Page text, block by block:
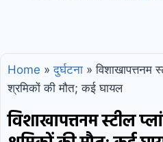
कोरबा
कार पर
Home » दुर्घटना » विशाखापत्तनम
श्रमिकों की मौत; कई घायल
विशाखापत्तनम स्टील